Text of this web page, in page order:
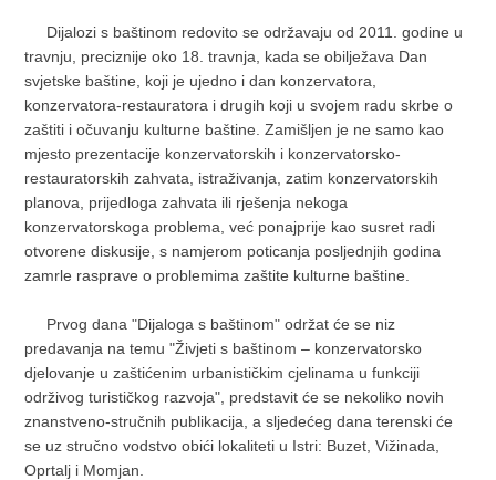
Dijalozi s baštinom redovito se održavaju od 2011. godine u
travnju, preciznije oko 18. travnja, kada se obilježava Dan
svjetske baštine, koji je ujedno i dan konzervatora,
konzervatora-restauratora i drugih koji u svojem radu skrbe o
zaštiti i očuvanju kulturne baštine. Zamišljen je ne samo kao
mjesto prezentacije konzervatorskih i konzervatorsko-
restauratorskih zahvata, istraživanja, zatim konzervatorskih
planova, prijedloga zahvata ili rješenja nekoga
konzervatorskoga problema, već ponajprije kao susret radi
otvorene diskusije, s namjerom poticanja posljednjih godina
zamrle rasprave o problemima zaštite kulturne baštine.
Prvog dana "Dijaloga s baštinom" održat će se niz
predavanja na temu "Živjeti s baštinom – konzervatorsko
djelovanje u zaštićenim urbanističkim cjelinama u funkciji
održivog turističkog razvoja", predstavit će se nekoliko novih
znanstveno-stručnih publikacija, a sljedećeg dana terenski će
se uz stručno vodstvo obići lokaliteti u Istri: Buzet, Vižinada,
Oprtalj i Momjan.